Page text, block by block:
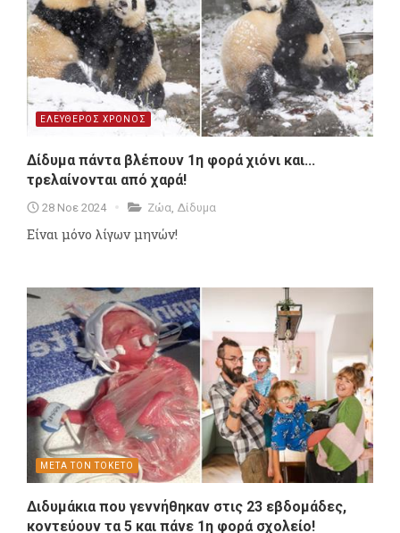
ΕΛΕΥΘΕΡΟΣ ΧΡΟΝΟΣ
Δίδυμα πάντα βλέπουν 1η φορά χιόνι και...
τρελαίνονται από χαρά!
28 Νοε 2024 Ζώα, Δίδυμα
Είναι μόνο λίγων μηνών!
ΜΕΤΑ ΤΟΝ ΤΟΚΕΤΟ
Διδυμάκια που γεννήθηκαν στις 23 εβδομάδες,
κοντεύουν τα 5 και πάνε 1η φορά σχολείο!